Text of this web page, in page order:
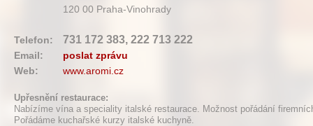
120 00 Praha-Vinohrady
Telefon: 731 172 383, 222 713 222
Email:
poslat zprávu
Web:
www.aromi.cz
Upřesnění restaurace:
Nabízíme vína a speciality italské restaurace. Možnost pořádání
Pořádáme kuchařské kurzy italské kuchyně.